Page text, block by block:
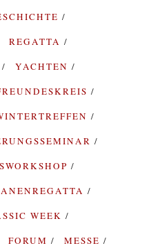
REGATTA
YACHTEN
WEEK
FORUM
MESSE